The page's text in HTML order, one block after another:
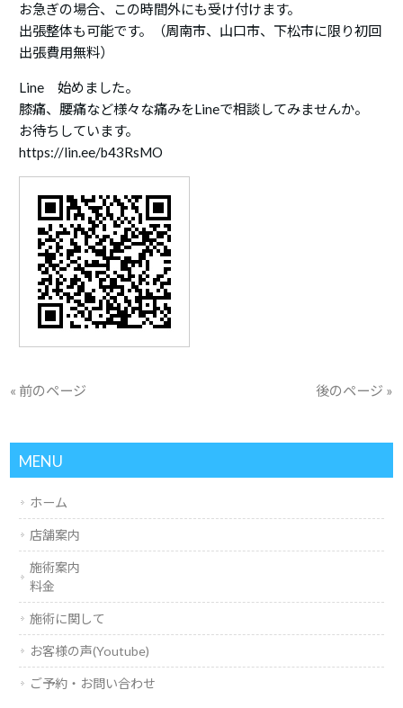
お急ぎの場合、この時間外にも受け付けます。
出張整体も可能です。（周南市、山口市、下松市に限り初回
出張費用無料）
Line 始めました。
膝痛、腰痛など様々な痛みをLineで相談してみませんか。
お待ちしています。
https://lin.ee/b43RsMO
« 前のページ 後のページ »
MENU
ホーム
店舗案内
施術案内
料金
施術に関して
お客様の声(Youtube)
ご予約・お問い合わせ